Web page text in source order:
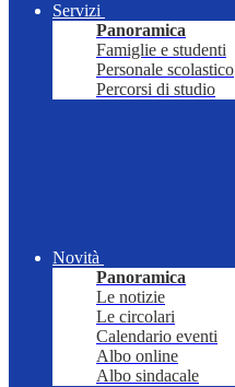
Servizi
Panoramica
Famiglie e studenti
Personale scolastico
Percorsi di studio
Novità
Panoramica
Le notizie
Le circolari
Calendario eventi
Albo online
Albo sindacale